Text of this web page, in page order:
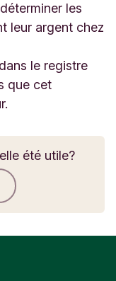
les
leur argent chez
le registre
que cet
été utile?